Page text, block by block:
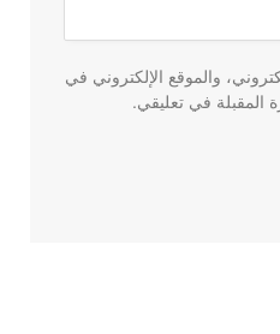
والموقع الإلكتروني في
المقبلة في تعليقي.